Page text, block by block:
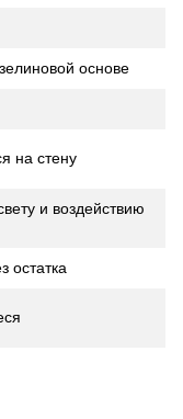
основе
на стену
и воздействию
остатка